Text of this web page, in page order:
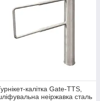
калітка Gate-TTS,
неіржавка сталь